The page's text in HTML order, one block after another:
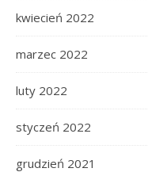
kwiecień 2022
marzec 2022
luty 2022
styczeń 2022
grudzień 2021